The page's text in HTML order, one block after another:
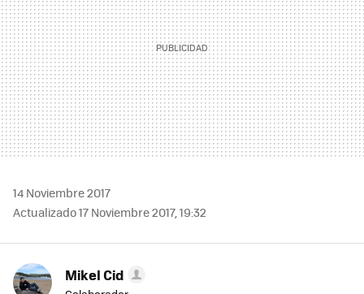
14 Noviembre 2017
Actualizado 17 Noviembre 2017, 19:32
Mikel Cid